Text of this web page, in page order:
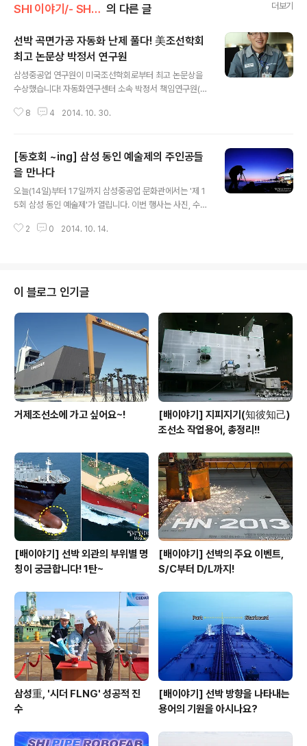
SHI 이야기/- SHI 사람들 의 다른 글 더보기
선박 곡면가공 자동화 난제 풀다! 美조선학회
최고 논문상 박정서 연구원
삼성중공업 연구원이 미국조선학회로부터 최고 논문상을
수상했습니다! 자동화연구센터 소속 박정서 책임연구원(3
대한 논문이 미국조선학회가 수여하는 최고 논문상인 '20
제출한 선박 생산 분야 논문 가운데 최고의 논문을 선정해
시상하고 있습니다. 미국 이외 지역에서 연구한 논문이 수
상하는 것은 이례적입니다. ┗ 자동화연구센터 박정서 책
임연구원(37) 박 책임연구원은 선박의 곡면을 가공할 때
사용하는 삼각가열 작업을 자동화할 수 있는 시스템과 알
고리즘을 세계 최초로 개발했습니다. 이는 삼성중공업이
8 4 2014. 10. 30.
[동호회 ~ing] 삼성 동인 예술제의 주인공들
을 만나다
오늘(14일)부터 17일까지 삼성중공업 문화관에서는 '제 1
5회 삼성 동인 예술제'가 열립니다. 이번 행사는 사진, 수
스포츠 댄스, 통기타, 밴드 동호회의 멋진 공연이 준비되어
는 사진동호회(포커스) 회원 먼저, 사내 동호회 중에서도
가장 많은 회원들을 보유하고 있는 사진 동호회입니다. 전
국 아니 전세계를 돌아다니면서 촬영한 작품 사진 80여점
과 개인 테마 30여점, 동호회 테마 20여점 등 총 130여점
의 작품들이 전시됩니다. 장르도 다양할 뿐더러 여느 유명
한 사진전 보다도 ..
2 0 2014. 10. 14.
이 블로그 인기글
거제조선소에 가고 싶어요~!
[배이야기] 지피지기(知彼知己)
조선소 작업용어, 총정리!!
[배이야기] 선박 외관의 부위별 명
칭이 궁금합니다! 1탄~
[배이야기] 선박의 주요 이벤트,
S/C부터 D/L까지!
삼성重, '시더 FLNG' 성공적 진
수
[배이야기] 선박 방향을 나타내는
용어의 기원을 아시나요?